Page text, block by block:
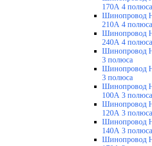
170А 4 полюса
Шинопровод
210А 4 полюса
Шинопровод
240А 4 полюса
Шинопровод
3 полюса
Шинопровод
3 полюса
Шинопровод
100А 3 полюса
Шинопровод
120А 3 полюса
Шинопровод
140А 3 полюса
Шинопровод